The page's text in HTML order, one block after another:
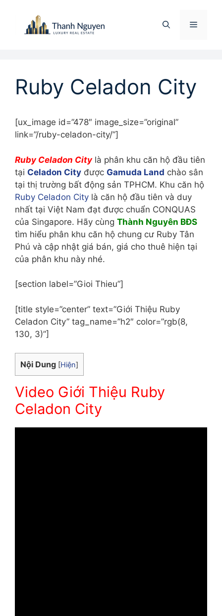
Menu
Ruby Celadon City
[ux_image id=”478″ image_size=”original”
link=”/ruby-celadon-city/”]
Ruby Celadon Citylà phân khu căn hộ đầu tiên
tại Celadon City được Gamuda Land chào sân
tại thị trường bất động sản TPHCM. Khu căn hộ
Ruby Celadon City là căn hộ đầu tiên và duy
nhất tại Việt Nam đạt được chuẩn CONQUAS
của Singapore. Hãy cùng Thành Nguyên BĐS
tìm hiểu phân khu căn hộ chung cư Ruby Tân
Phú và cập nhật giá bán, giá cho thuê hiện tại
của phân khu này nhé.
[section label=”Gioi Thieu”]
[title style=”center” text=”Giới Thiệu Ruby
Celadon City” tag_name=”h2″ color=”rgb(8,
130, 3)”]
Nội Dung [Hiện]
Video Giới Thiệu Ruby
Celadon City